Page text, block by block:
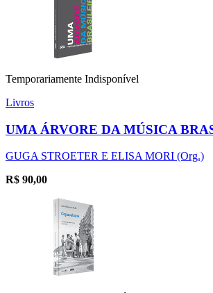
Temporariamente Indisponível
Livros
UMA ÁRVORE DA MÚSICA
GUGA STROETER E ELISA MORI (Org.)
R$ 90,00